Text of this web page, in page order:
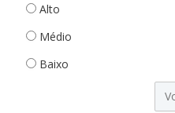
Alto
Médio
Baixo